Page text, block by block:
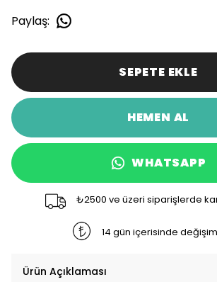
Paylaş:
SEPETE EKLE
HEMEN AL
WHATSAPP
₺2500 ve üzeri siparişlerde
14 gün içerisinde
Ürün Açıklaması